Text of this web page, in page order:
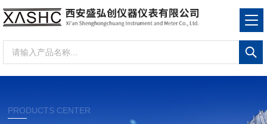
PRODUCTS CENTER